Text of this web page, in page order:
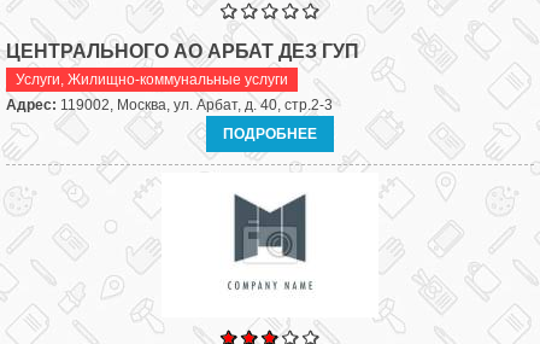
ЦЕНТРАЛЬНОГО АО АРБАТ ДЕЗ ГУП
Услуги, Жилищно-коммунальные услуги
Адрес: 119002, Москва, ул. Арбат, д. 40, стр.2-3
ПОДРОБНЕЕ